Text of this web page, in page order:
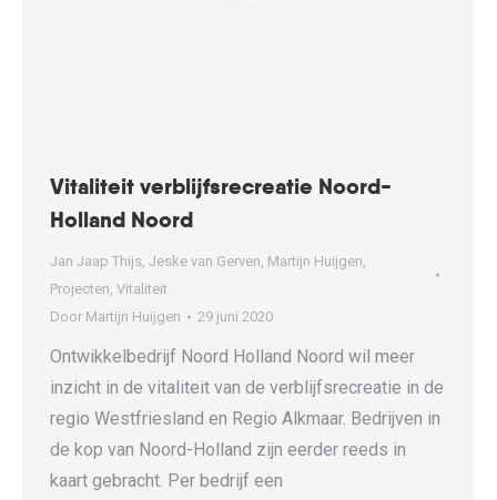
Vitaliteit verblijfsrecreatie Noord-
Holland Noord
Jan Jaap Thijs, Jeske van Gerven, Martijn Huijgen,
Projecten, Vitaliteit
Door Martijn Huijgen 29 juni 2020
Ontwikkelbedrijf Noord Holland Noord wil meer
inzicht in de vitaliteit van de verblijfsrecreatie in de
regio Westfriesland en Regio Alkmaar. Bedrijven in
de kop van Noord-Holland zijn eerder reeds in
kaart gebracht. Per bedrijf een